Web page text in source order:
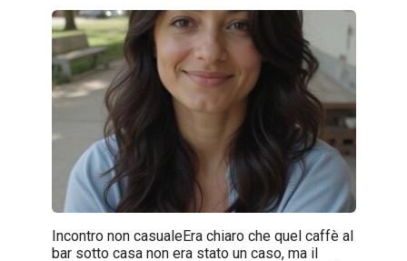
Incontro non casualeEra chiaro che quel caffè al
bar sotto casa non era stato un caso, ma il